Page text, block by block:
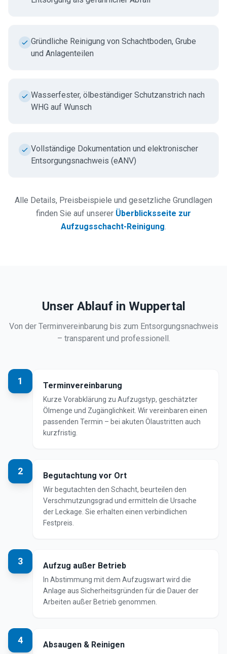
Gründliche Reinigung von Schachtboden, Grube
und Anlagenteilen
Wasserfester, ölbeständiger Schutzanstrich nach
WHG auf Wunsch
Vollständige Dokumentation und elektronischer
Entsorgungsnachweis (eANV)
Alle Details, Preisbeispiele und gesetzliche Grundlagen
finden Sie auf unserer Überblicksseite zur
Aufzugsschacht-Reinigung.
Unser Ablauf in Wuppertal
Von der Terminvereinbarung bis zum Entsorgungsnachweis
– transparent und professionell.
1 Terminvereinbarung
Kurze Vorabklärung zu Aufzugstyp, geschätzter
Ölmenge und Zugänglichkeit. Wir vereinbaren einen
passenden Termin – bei akuten Ölaustritten auch
kurzfristig.
2 Begutachtung vor Ort
Wir begutachten den Schacht, beurteilen den
Verschmutzungsgrad und ermitteln die Ursache
der Leckage. Sie erhalten einen verbindlichen
Festpreis.
3 Aufzug außer Betrieb
In Abstimmung mit dem Aufzugswart wird die
Anlage aus Sicherheitsgründen für die Dauer der
Arbeiten außer Betrieb genommen.
4 Absaugen & Reinigen